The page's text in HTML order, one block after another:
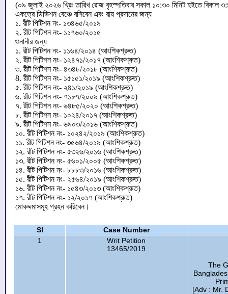
(০৯ জুলাই ২০২৬ খ্রিঃ তারিখ রোজ বৃহস্পতিবার সকাল ১০:৩০ মিনিট হইতে বিকাল
একত্রে ডিভিশন বেঞ্চে বসিবেন এবং রায় প্রদানের জন্য
১. রীট পিটিশন নং- ১৩৪৬৫/২০১৯
২. রীট পিটিশন নং- ১১৭৬০/২০১৫
শুনানীর জন্য
১. রীট পিটিশন নং- ১১৬৪/২০১৪ (আংশিকশ্রুত)
২. রীট পিটিশন নং- ১২৪৭১/২০১৭ (আংশিকশ্রুত)
৩. রীট পিটিশন নং- ৪৩৪৮/২০১৮ (আংশিকশ্রুত)
8. রীট পিটিশন নং- ১৫১৫১/২০১৯ (আংশিকশ্রুত)
৫. রীট পিটিশন নং- ২৪১/২০১৯ (আংশিকশ্রুত)
৬. রীট পিটিশন নং- ৭১৮৭/২০০৯ (আংশিকশ্রুত)
৭. রীট পিটিশন নং- ৬৪৮৫/২০২০ (আংশিকশ্রুত)
৮. রীট পিটিশন নং- ১০২৪/২০১৭ (আংশিকশ্রুত)
৯. রীট পিটিশন নং- ৬৯০৩/২০১৬ (আংশিকশ্রুত)
১০. রীট পিটিশন নং- ১০২৪২/২০১৯ (আংশিকশ্রুত)
১১. রীট পিটিশন নং- ৩৫৬৪/২০১৯ (আংশিকশ্রুত)
১২. রীট পিটিশন নং- ৫৩২৬/২০১৬ (আংশিকশ্রুত)
১৩. রীট পিটিশন নং- ৫৬০১/২০০৫ (আংশিকশ্রুত)
১৪. রীট পিটিশন নং- ৮৮৮৩/২০১৬ (আংশিকশ্রুত)
১৫. রীট পিটিশন নং- ২৫৬৪/২০১৯ (আংশিকশ্রুত)
১৬. রীট পিটিশন নং- ১৫৪৩/২০১৩ (আংশিকশ্রুত)
১৭. রীট পিটিশন নং- ১২/২০১৭ (আংশিকশ্রুত)
মোকদ্দমাসমূহ গ্রহন করিবেন।
Sl
Case Number
1
Writ Petition
13465/2019
The
[Adv : Mr.